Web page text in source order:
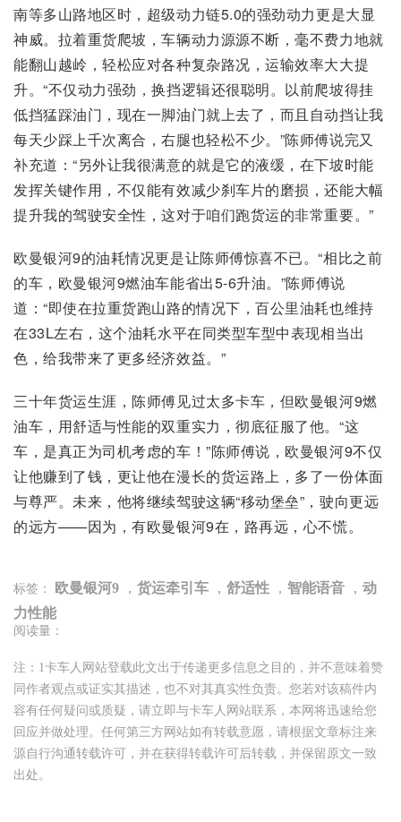
南等多山路地区时，超级动力链5.0的强劲动力更是大显
神威。拉着重货爬坡，车辆动力源源不断，毫不费力地就
能翻山越岭，轻松应对各种复杂路况，运输效率大大提
升。“不仅动力强劲，换挡逻辑还很聪明。以前爬坡得挂
低挡猛踩油门，现在一脚油门就上去了，而且自动挡让我
每天少踩上千次离合，右腿也轻松不少。”陈师傅说完又
补充道：“另外让我很满意的就是它的液缓，在下坡时能
发挥关键作用，不仅能有效减少刹车片的磨损，还能大幅
提升我的驾驶安全性，这对于咱们跑货运的非常重要。”
欧曼银河9的油耗情况更是让陈师傅惊喜不已。“相比之前
的车，欧曼银河9燃油车能省出5-6升油。”陈师傅说
道：“即使在拉重货跑山路的情况下，百公里油耗也维持
在33L左右，这个油耗水平在同类型车型中表现相当出
色，给我带来了更多经济效益。”
三十年货运生涯，陈师傅见过太多卡车，但欧曼银河9燃
油车，用舒适与性能的双重实力，彻底征服了他。“这
车，是真正为司机考虑的车！”陈师傅说，欧曼银河9不仅
让他赚到了钱，更让他在漫长的货运路上，多了一份体面
与尊严。未来，他将继续驾驶这辆“移动堡垒”，驶向更远
的远方——因为，有欧曼银河9在，路再远，心不慌。
标签： 欧曼银河9 ， 货运牵引车 ， 舒适性 ， 智能语音 ， 动
力性能
阅读量：
注：1卡车人网站登载此文出于传递更多信息之目的，并不意味着赞
同作者观点或证实其描述，也不对其真实性负责。您若对该稿件内
容有任何疑问或质疑，请立即与卡车人网站联系，本网将迅速给您
回应并做处理。任何第三方网站如有转载意愿，请根据文章标注来
源自行沟通转载许可，并在获得转载许可后转载，并保留原文一致
出处。